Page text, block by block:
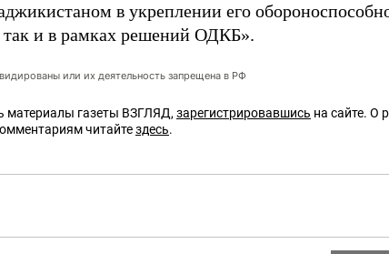
в укреплении его
так и в рамках решений ОДКБ».
или их деятельность запрещена в РФ
материалы газеты ВЗГЛЯД, зарегистрировавшись на сайте. О
читайтездесь.